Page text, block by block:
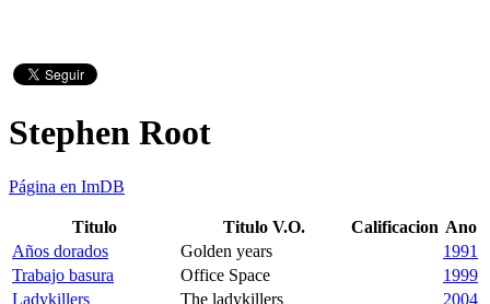
Stephen Root
Página en ImDB
Titulo Titulo V.O. Calificacion Ano
Años dorados
Golden years
1991
Trabajo basura
Office Space
1999
Ladykillers
The ladykillers
2004